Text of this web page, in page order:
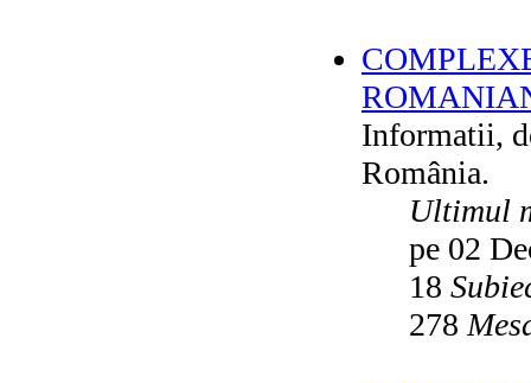
Informatii,
România.
Ultimul
pe 02
18
278